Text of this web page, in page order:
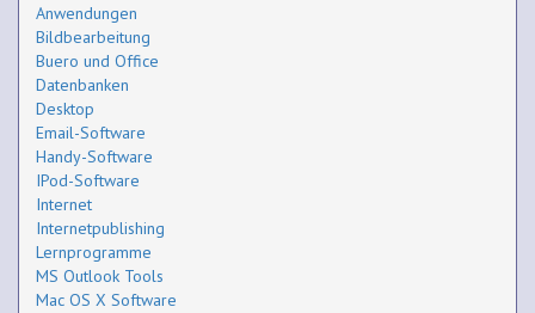
Anwendungen
Bildbearbeitung
Buero und Office
Datenbanken
Desktop
Email-Software
Handy-Software
IPod-Software
Internet
Internetpublishing
Lernprogramme
MS Outlook Tools
Mac OS X Software